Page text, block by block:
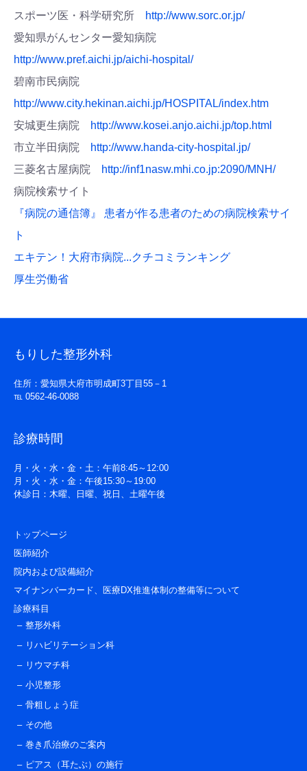
スポーツ医・科学研究所
http://www.sorc.or.jp/
愛知県がんセンター愛知病院
http://www.pref.aichi.jp/aichi-hospital/
碧南市民病院
http://www.city.hekinan.aichi.jp/HOSPITAL/index.htm
安城更生病院
http://www.kosei.anjo.aichi.jp/top.html
市立半田病院
http://www.handa-city-hospital.jp/
三菱名古屋病院
http://inf1nasw.mhi.co.jp:2090/MNH/
病院検索サイト
『病院の通信簿』 患者が作る患者のための病院検索サイ
ト
エキテン！大府市病院...クチコミランキング
厚生労働省
もりした整形外科
住所：愛知県大府市明成町3丁目55－1
℡ 0562-46-0088
診療時間
月・火・水・金・土：午前8:45～12:00
月・火・水・金：午後15:30～19:00
休診日：木曜、日曜、祝日、土曜午後
トップページ
医師紹介
院内および設備紹介
マイナンバーカード、医療DX推進体制の整備等について
診療科目
整形外科
リハビリテーション科
リウマチ科
小児整形
骨粗しょう症
その他
巻き爪治療のご案内
ピアス（耳たぶ）の施行